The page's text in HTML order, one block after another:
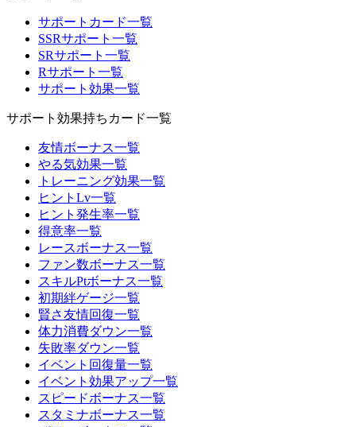
サポートカード一覧
SSRサポート一覧
SRサポート一覧
Rサポート一覧
サポート効果一覧
サポート効果持ちカード一覧
友情ボーナス一覧
やる気効果一覧
トレーニング効果一覧
ヒントLv一覧
ヒント発生率一覧
得意率一覧
レースボーナス一覧
ファン数ボーナス一覧
スキルPtボーナス一覧
初期絆ゲージ一覧
賢さ友情回復一覧
体力消費ダウン一覧
失敗率ダウン一覧
イベント回復量一覧
イベント効果アップ一覧
スピードボーナス一覧
スタミナボーナス一覧